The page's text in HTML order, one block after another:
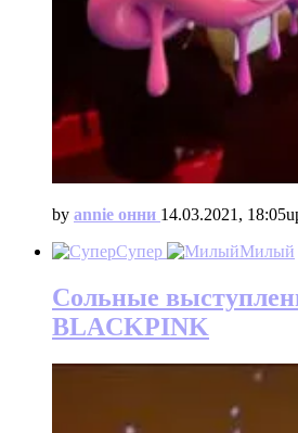
by annie онни 14.03.2021, 18:05
Супер
Милый
Сольные
BLACKPINK